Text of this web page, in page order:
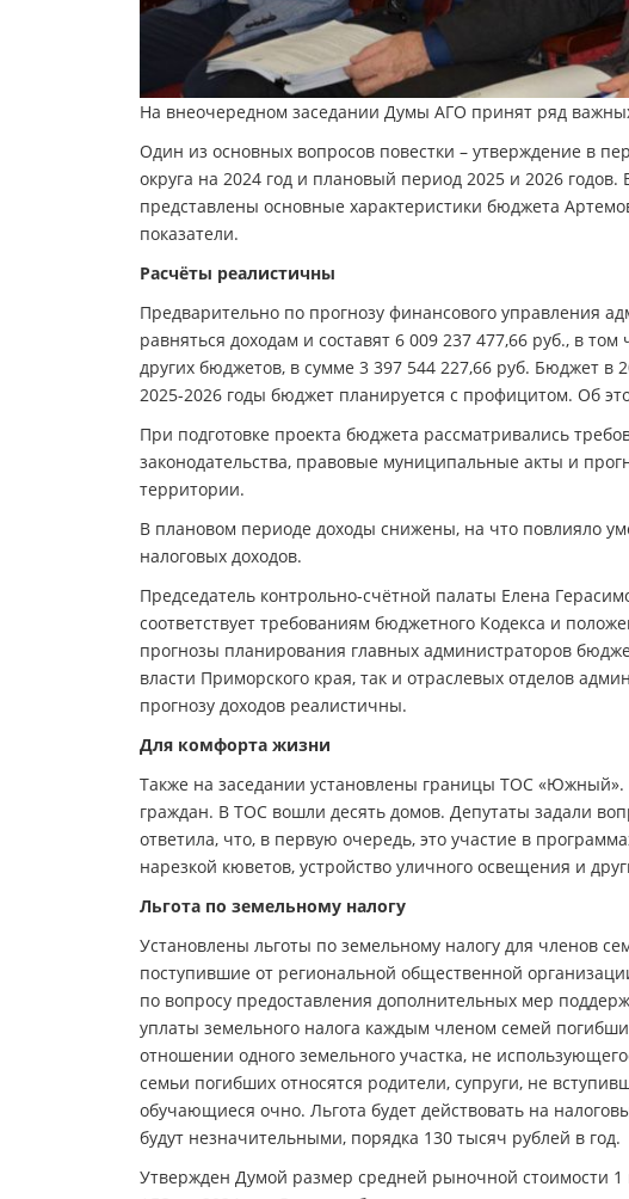
На внеочередном заседании Думы АГО принят ряд
Один из основных вопросов повестки – утверждение в
округа на 2024 год и плановый период 2025 и 2026
представлены основные характеристики бюджета
показатели.
Расчёты реалистичны
Предварительно по прогнозу финансового управления
равняться доходам и составят 6 009 237 477,66 руб., в
других бюджетов, в сумме 3 397 544 227,66 руб. Бюджет
2025-2026 годы бюджет планируется с профицитом. Об
При подготовке проекта бюджета рассматривались
законодательства, правовые муниципальные акты и
территории.
В плановом периоде доходы снижены, на что повлияло
налоговых доходов.
Председатель контрольно-счётной палаты Елена
соответствует требованиям бюджетного Кодекса и
прогнозы планирования главных администраторов
власти Приморского края, так и отраслевых отделов
прогнозу доходов реалистичны.
Для комфорта жизни
Также на заседании установлены границы ТОС «Южный».
граждан. В ТОС вошли десять домов. Депутаты задали
ответила, что, в первую очередь, это участие в
нарезкой кюветов, устройство уличного освещения и
Льгота по земельному налогу
Установлены льготы по земельному налогу для членов
поступившие от региональной общественной
по вопросу предоставления дополнительных мер
уплаты земельного налога каждым членом семей
отношении одного земельного участка, не
семьи погибших относятся родители, супруги, не
обучающиеся очно. Льгота будет действовать на
будут незначительными, порядка 130 тысяч рублей в год.
Утвержден Думой размер средней рыночной стоимости